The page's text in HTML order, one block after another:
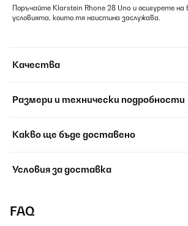
Поръчайте Klarstein Rhone 28 Uno и осигурете на
условията, които тя наистина заслужава.
Качества
Размери и технически подробности
Какво ще бъде доставено
Условия за доставка
FAQ